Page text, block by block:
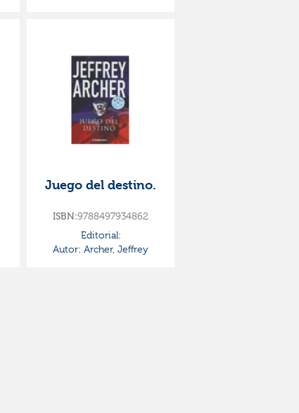
Juego del destino.
ISBN:9788497934862
Editorial:
Autor: Archer, Jeffrey